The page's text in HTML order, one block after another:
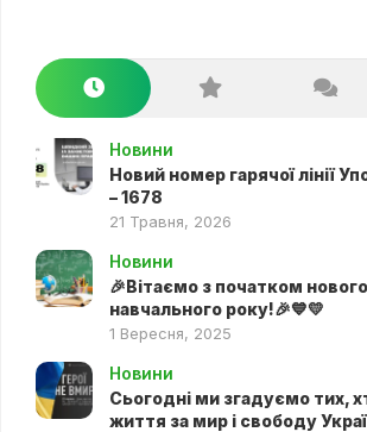
Новини
Новий номер гарячої лінії
– 1678
21 Травня, 2026
Новини
🎉Вітаємо з початком
навчального року!🎉💙💛
1 Вересня, 2025
Новини
Сьогодні ми згадуємо тих,
життя за мир і свободу